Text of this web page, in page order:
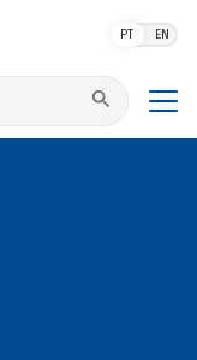
PT EN